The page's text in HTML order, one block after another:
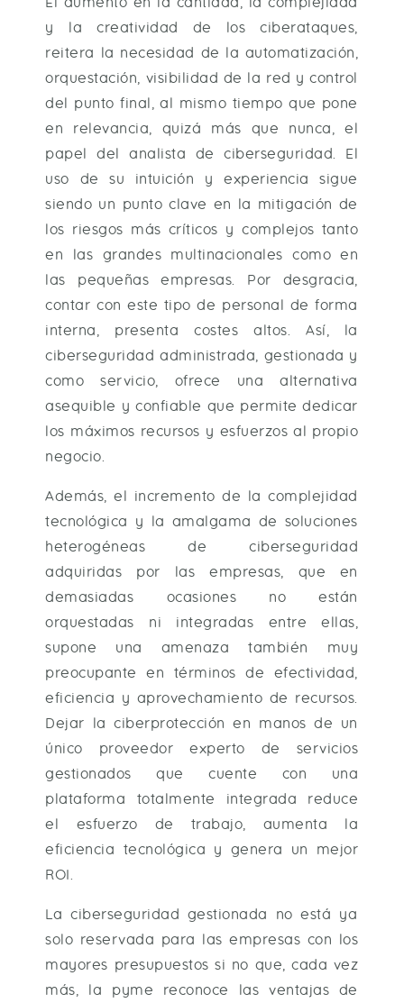
y la creatividad de los ciberataques,
reitera la necesidad de la automatización,
orquestación, visibilidad de la red y control
del punto final, al mismo tiempo que pone
en relevancia, quizá más que nunca, el
papel del analista de ciberseguridad. El
uso de su intuición y experiencia sigue
siendo un punto clave en la mitigación de
los riesgos más críticos y complejos tanto
en las grandes multinacionales como en
las pequeñas empresas. Por desgracia,
contar con este tipo de personal de forma
interna, presenta costes altos. Así, la
ciberseguridad administrada, gestionada y
como servicio, ofrece una alternativa
asequible y confiable que permite dedicar
los máximos recursos y esfuerzos al propio
negocio.
Además, el incremento de la complejidad
tecnológica y la amalgama de soluciones
heterogéneas de ciberseguridad
adquiridas por las empresas, que en
demasiadas ocasiones no están
orquestadas ni integradas entre ellas,
supone una amenaza también muy
preocupante en términos de efectividad,
eficiencia y aprovechamiento de recursos.
Dejar la ciberprotección en manos de un
único proveedor experto de servicios
gestionados que cuente con una
plataforma totalmente integrada reduce
el esfuerzo de trabajo, aumenta la
eficiencia tecnológica y genera un mejor
ROI.
La ciberseguridad gestionada no está ya
solo reservada para las empresas con los
mayores presupuestos si no que, cada vez
más, la pyme reconoce las ventajas de